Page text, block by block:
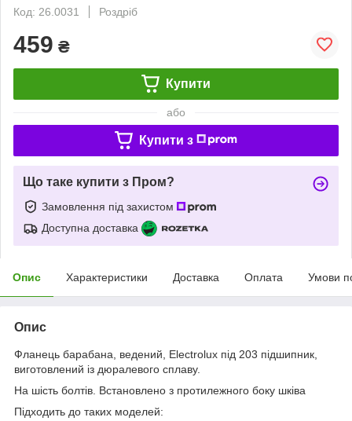
Код: 26.0031
Роздріб
459 ₴
Купити
або
Купити з
Що таке купити з Пром?
Замовлення під захистом
Доступна доставка
Опис Характеристики Доставка Оплата Умови
Опис
Фланець барабана, ведений, Electrolux під 203 підшипник,
виготовлений із дюралевого сплаву.
На шість болтів. Встановлено з протилежного боку шківа
Підходить до таких моделей: